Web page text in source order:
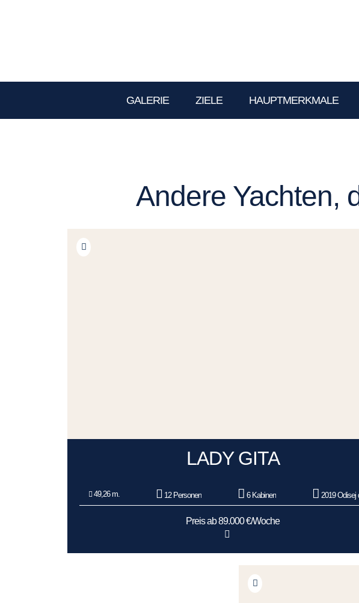
GALERIE ZIELE HAUPTMERKMALE
Andere Yachten,
LADY GITA
49,26 m. 12 Personen 6 Kabinen 2019 Odisej
Preis ab 89.000 €/Woche